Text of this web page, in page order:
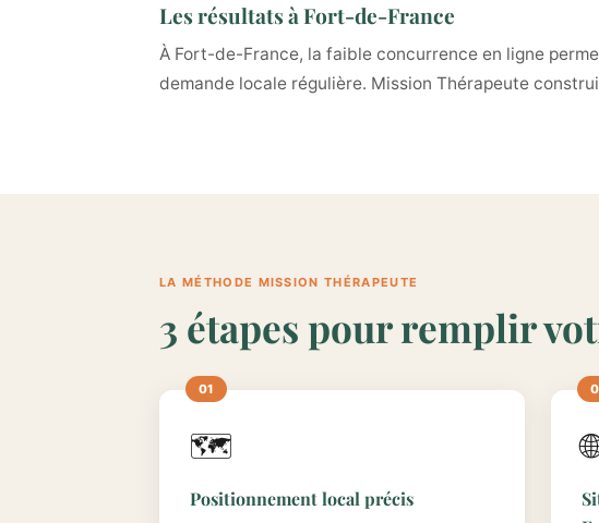
Les résultats à Fort-de-France
À Fort-de-France, la faible concurrence en ligne
demande locale régulière. Mission Thérapeute
LA MÉTHODE MISSION THÉRAPEUTE
3 étapes pour remplir
🗺️
Positionnement local précis